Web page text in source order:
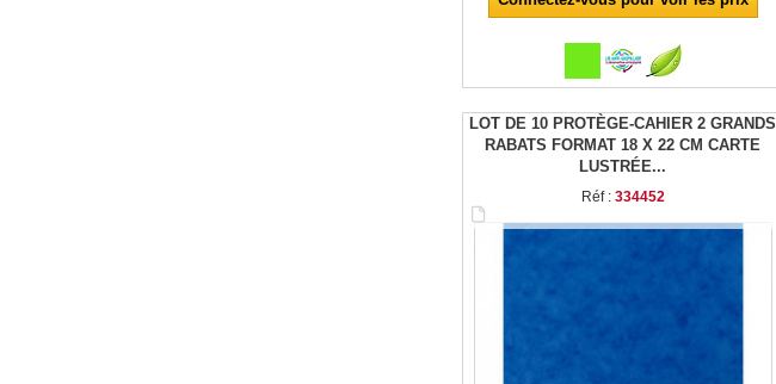
LOT DE 10 PROTÈGE-CAHIER 2 GRANDS
RABATS FORMAT 18 X 22 CM CARTE
LUSTRÉE...
Réf : 334452